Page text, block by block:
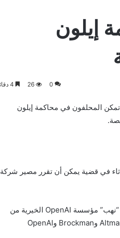
إيلون
0
26
المحلفون في محاكمة إيلون
في قضية يمكن أن تقرر مصير شركة
تتهم الدعوى القضائية التي رفعها Musk هو ورئيس OpenAI جريج بروكمان بـ “نهب” مؤسسة OpenAI الخيرية من
خلال شراكة مع Microsoft لتحقيق مكاسب شخصية – وهي ادعاءات ينفيها Altman وBrockman وOpenAI